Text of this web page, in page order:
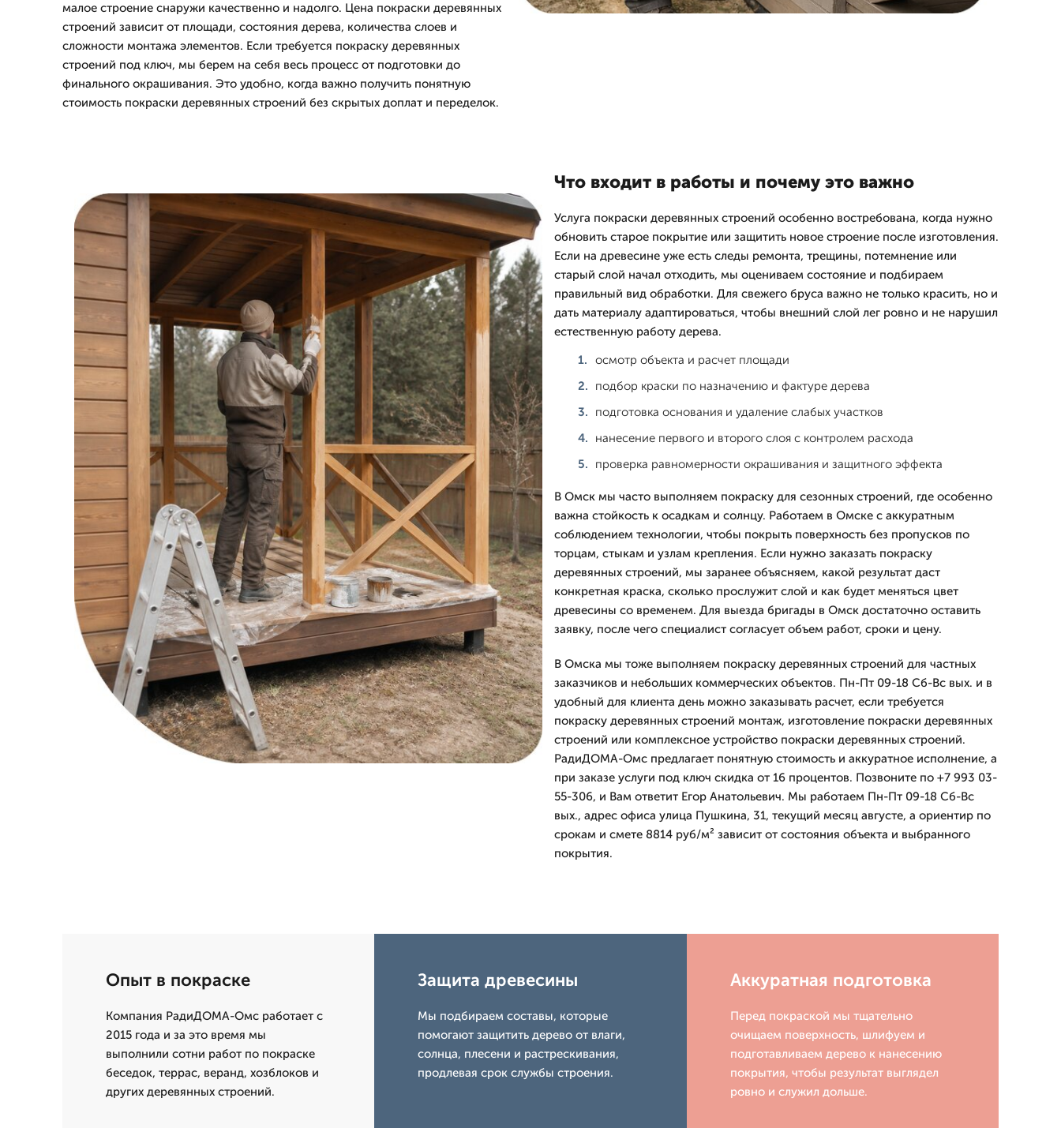
малое строение снаружи качественно и надолго. Цена покраски деревянных
строений зависит от площади, состояния дерева, количества слоев и
сложности монтажа элементов. Если требуется покраску деревянных
строений под ключ, мы берем на себя весь процесс от подготовки до
финального окрашивания. Это удобно, когда важно получить понятную
стоимость покраски деревянных строений без скрытых доплат и переделок.
Что входит в работы и почему это важно
Услуга покраски деревянных строений особенно востребована, когда нужно
обновить старое покрытие или защитить новое строение после изготовления.
Если на древесине уже есть следы ремонта, трещины, потемнение или
старый слой начал отходить, мы оцениваем состояние и подбираем
правильный вид обработки. Для свежего бруса важно не только красить, но и
дать материалу адаптироваться, чтобы внешний слой лег ровно и не нарушил
естественную работу дерева.
осмотр объекта и расчет площади
подбор краски по назначению и фактуре дерева
подготовка основания и удаление слабых участков
нанесение первого и второго слоя с контролем расхода
проверка равномерности окрашивания и защитного эффекта
В Омск мы часто выполняем покраску для сезонных строений, где особенно
важна стойкость к осадкам и солнцу. Работаем в Омске с аккуратным
соблюдением технологии, чтобы покрыть поверхность без пропусков по
торцам, стыкам и узлам крепления. Если нужно заказать покраску
деревянных строений, мы заранее объясняем, какой результат даст
конкретная краска, сколько прослужит слой и как будет меняться цвет
древесины со временем. Для выезда бригады в Омск достаточно оставить
заявку, после чего специалист согласует объем работ, сроки и цену.
В Омска мы тоже выполняем покраску деревянных строений для частных
заказчиков и небольших коммерческих объектов. Пн-Пт 09-18 Сб-Вс вых. и в
удобный для клиента день можно заказывать расчет, если требуется
покраску деревянных строений монтаж, изготовление покраски деревянных
строений или комплексное устройство покраски деревянных строений.
РадиДОМА-Омс предлагает понятную стоимость и аккуратное исполнение, а
при заказе услуги под ключ скидка от 16 процентов. Позвоните по +7 993 03-
55-306, и Вам ответит Егор Анатольевич. Мы работаем Пн-Пт 09-18 Сб-Вс
вых., адрес офиса улица Пушкина, 31, текущий месяц августе, а ориентир по
срокам и смете 8814 руб/м² зависит от состояния объекта и выбранного
покрытия.
Опыт в покраске
Компания РадиДОМА-Омс работает с
2015 года и за это время мы
выполнили сотни работ по покраске
беседок, террас, веранд, хозблоков и
других деревянных строений.
Защита древесины
Мы подбираем составы, которые
помогают защитить дерево от влаги,
солнца, плесени и растрескивания,
продлевая срок службы строения.
Аккуратная подготовка
Перед покраской мы тщательно
очищаем поверхность, шлифуем и
подготавливаем дерево к нанесению
покрытия, чтобы результат выглядел
ровно и служил дольше.